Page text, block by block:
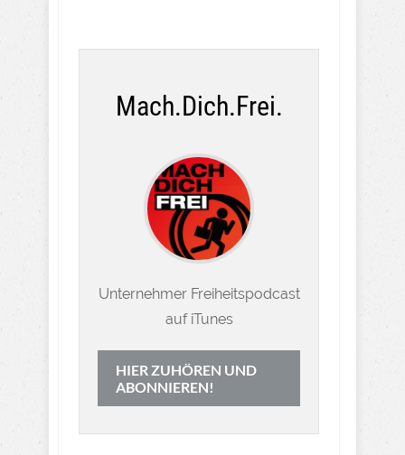
Mach.Dich.Frei.
Unternehmer Freiheitspodcast
auf iTunes
HIER ZUHÖREN UND
ABONNIEREN!